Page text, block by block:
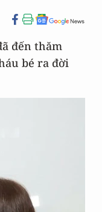
đến thăm
bé ra đời